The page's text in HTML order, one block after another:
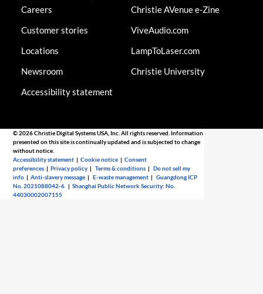
Careers
Customer stories
Locations
Newsroom
Accessibility statement
Christie AVenue e-Zine
ViveAudio.com
LampToLaser.com
Christie University
© 2026 Christie Digital Systems USA, Inc. All rights reserved. Information
presented on this site is continually updated and is subjected to change
without notice.
Accessibility statement |Cookie notice |Consent
preferences |Privacy policy |Terms & conditions |Do not sell my
info |Anti-slavery message |E-waste management |Guangdong ICP
No. 2021088042-6 |Shanghai Public Network Security: No.
44030002007155